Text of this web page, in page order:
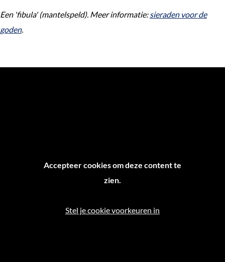
Een 'fibula' (mantelspeld). Meer informatie:sieraden voor de
goden.
Accepteer cookies om deze content te
zien.
Stel je cookie voorkeuren in